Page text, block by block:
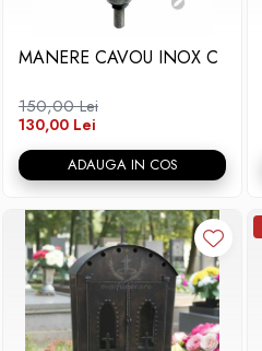
Placa memoriala
Placute ABS personalizate
marmura
MANERE CAVOU INOX C
150,00 Lei
130,00 Lei
ADAUGA IN COS